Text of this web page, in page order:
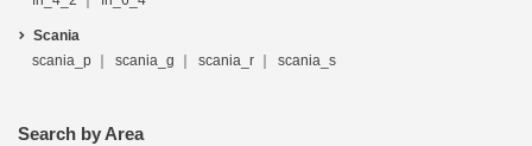
Scania
scania_p
scania_g scania_r scania_s
Search by Area